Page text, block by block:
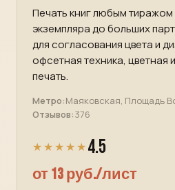
Печать книг любым
экземпляра до больших
для согласования цвета и
офсетная техника, цветная
печать.
Метро:Маяковская, Площадь
Отзывов:376
★★★★★ 4.5
от 13 руб./лист